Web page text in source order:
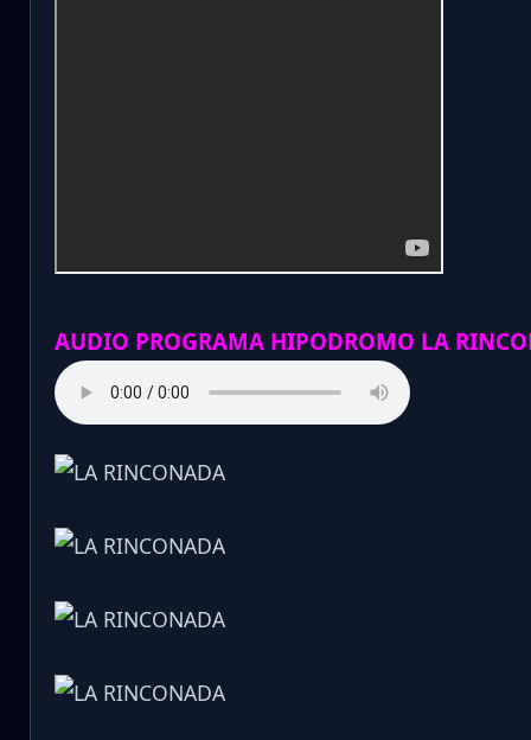
AUDIO PROGRAMA HIPODROMO LA